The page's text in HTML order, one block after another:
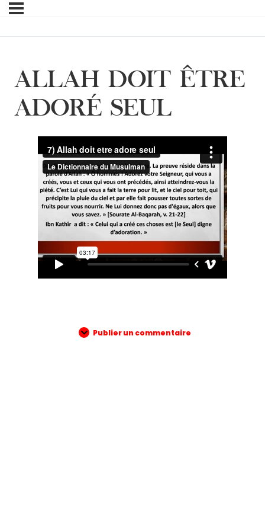
ALLAH DOIT ÊTRE
ADORÉ SEUL
Publier un commentaire